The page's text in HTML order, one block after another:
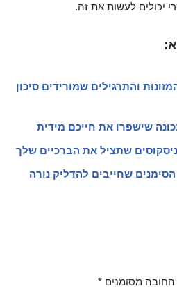
יכולים לעשות את זה.
והתרגילים שמורידים סיכון
שישפרו את חייכם מידית
שתציל את הברכיים שלך
שחייבים להדליק נורה
מסומנים *